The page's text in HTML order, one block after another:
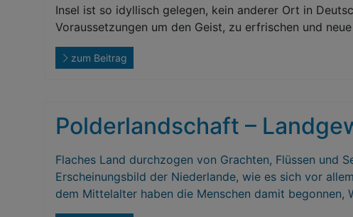
Insel ist so idyllisch gelegen, kein anderer Ort in
Voraussetzungen um den Geist, zu erfrischen und
zum Beitrag
Polderlandschaft –
Flaches Land durchzogen von Grachten, Flüssen und
Erscheinungsbild der Niederlande, wie es sich vor
dem Mittelalter haben die Menschen damit begonnen,